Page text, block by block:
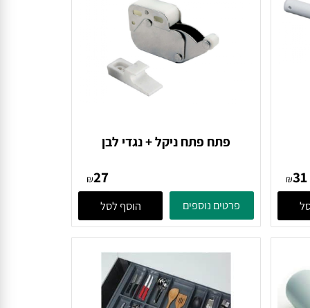
₪
פתח פתח ניקל + נגדי לבן
27
פרטים נוספים הוסף לסל